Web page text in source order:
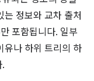
정보와 교차 출처
포함됩니다. 일부
유나 하위 트리의 하